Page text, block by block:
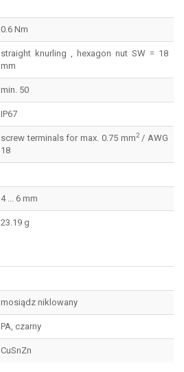
0.6 Nm
straight knurling , hexagon nut SW = 18
mm
min. 50
IP67
screw terminals for max. 0.75 mm2/ AWG
18
4 ... 6 mm
23.19 g
mosiądz niklowany
PA, czarny
CuSnZn